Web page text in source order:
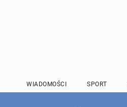
WIADOMOŚCI SPORT